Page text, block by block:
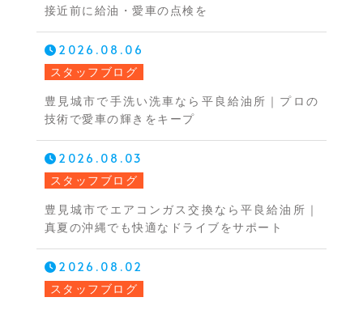
接近前に給油・愛車の点検を
2026.08.06
スタッフブログ
豊見城市で手洗い洗車なら平良給油所｜プロの
技術で愛車の輝きをキープ
2026.08.03
スタッフブログ
豊見城市でエアコンガス交換なら平良給油所｜
真夏の沖縄でも快適なドライブをサポート
2026.08.02
スタッフブログ